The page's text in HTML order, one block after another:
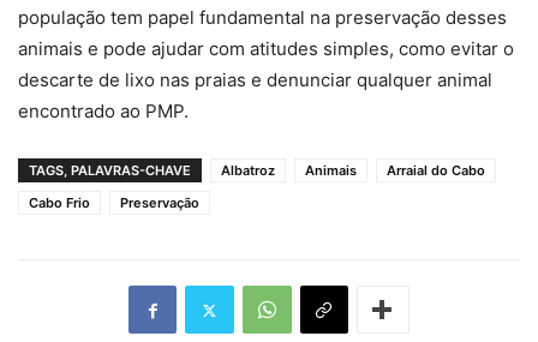
população tem papel fundamental na preservação desses
animais e pode ajudar com atitudes simples, como evitar o
descarte de lixo nas praias e denunciar qualquer animal
encontrado ao PMP.
TAGS, PALAVRAS-CHAVE Albatroz Animais
Arraial do Cabo
Cabo Frio
Preservação